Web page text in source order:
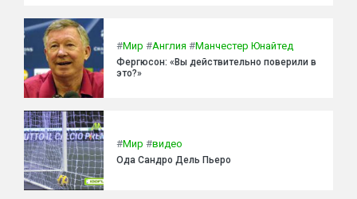
#Мир #Англия #Манчестер Юнайтед
Фергюсон: «Вы действительно поверили в
это?»
#Мир #видео
Ода Сандро Дель Пьеро